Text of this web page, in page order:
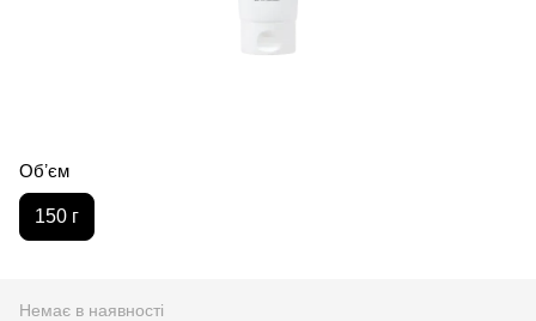
Обʼєм
150 г
Немає в наявності